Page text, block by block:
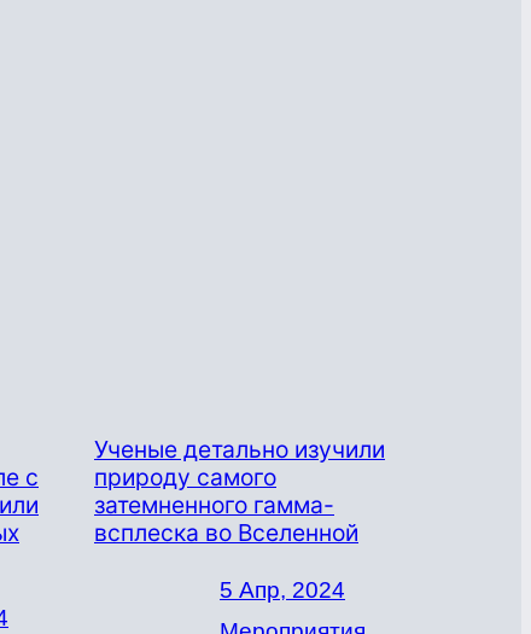
с
Ученые детально изучили
природу самого
затемненного гамма-
всплеска во Вселенной
5 Апр, 2024